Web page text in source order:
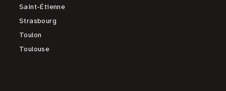
Saint-Étienne
Strasbourg
Toulon
Toulouse